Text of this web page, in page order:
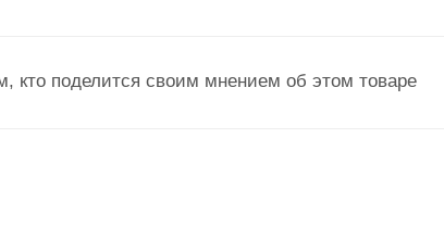
кто поделится своим мнением об этом товаре